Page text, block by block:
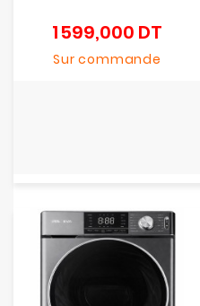
1 599,000 DT
Sur commande